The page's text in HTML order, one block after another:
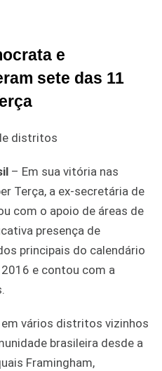
e
sete das 11
– Em sua vitória nas
Terça, a ex-secretária de
com o apoio de áreas de
presença de
principais do calendário
e contou com a
vários distritos vizinhos
brasileira desde a
Framingham,